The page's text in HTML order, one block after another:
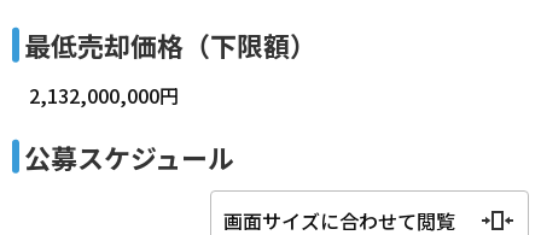
最低売却価格（下限額）
2,132,000,000円
公募スケジュール
画面サイズに合わせて閲覧